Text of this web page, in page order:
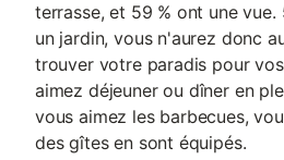
terrasse, et 59 % ont une
un jardin, vous n'aurez donc
trouver votre paradis pour
aimez déjeuner ou dîner en
vous aimez les barbecues,
des gîtes en sont équipés.